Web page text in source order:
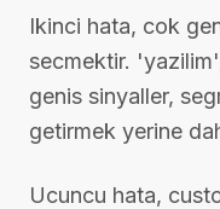
Ikinci hata, cok
secmektir.
genis sinyaller,
getirmek yerine
Ucuncu hata,